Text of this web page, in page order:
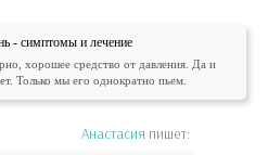
- симптомы и лечение
хорошее средство от давления. Да и
Только мы его однократно пьем.
Анастасия пишет: